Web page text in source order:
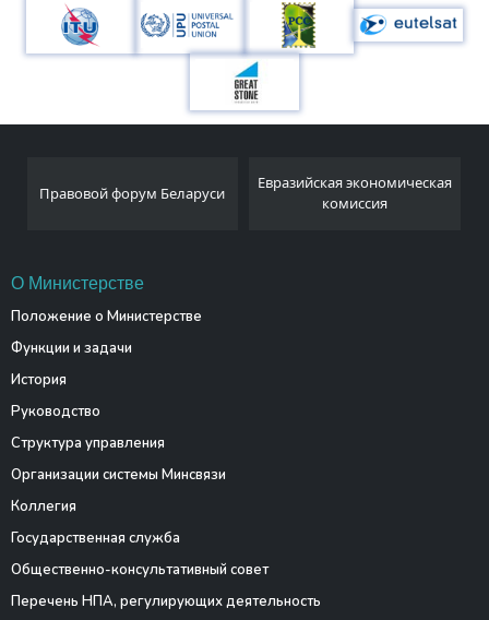
Евразийская экономическая
комиссия
статистический комитет
Республики Беларусь
О Министерстве
Положение о Министерстве
Функции и задачи
История
Руководство
Структура управления
Организации системы Минсвязи
Коллегия
Государственная служба
Общественно-консультативный совет
Перечень НПА, регулирующих деятельность